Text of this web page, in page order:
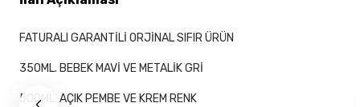
FATURALI GARANTİLİ ORJİNAL SIFIR ÜRÜN
350ML. BEBEK MAVİ VE METALİK GRİ
500ML. AÇIK PEMBE VE KREM RENK